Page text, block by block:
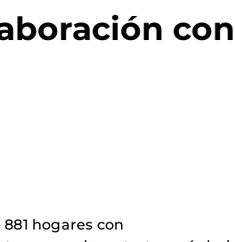
con
hogares con